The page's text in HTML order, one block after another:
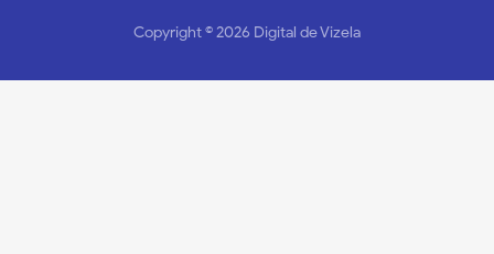
Copyright ©2026 Digital de Vizela